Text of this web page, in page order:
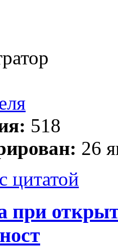
518
26
цитатой
при